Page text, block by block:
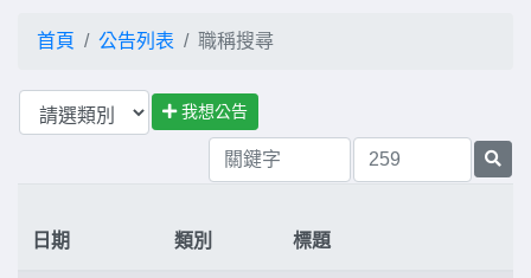
首頁 公告列表 職稱搜尋
我想公告
日期 類別 標題